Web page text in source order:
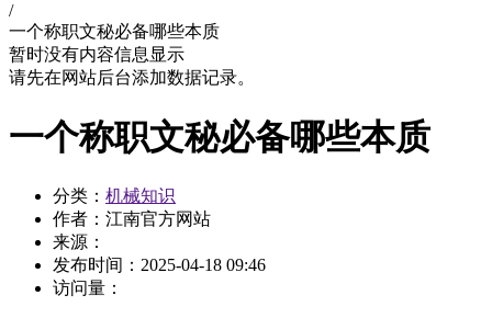
/
一个称职文秘必备哪些本质
暂时没有内容信息显示
请先在网站后台添加数据记录。
一个称职文秘必备哪些本质
分类： 机械知识
作者：江南官方网站
来源：
发布时间： 2025-04-18 09:46
访问量：